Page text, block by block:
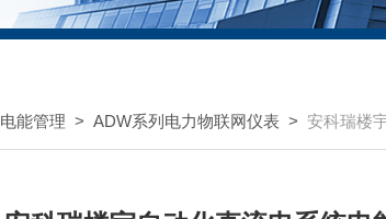
电能管理 >ADW系列电力物联网仪表 > 安科瑞楼宇